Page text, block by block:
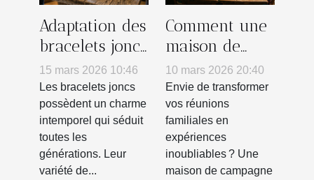
Adaptation des
bracelets joncs
aux diverses
personnalités
15 mars 2026 10:46
Les bracelets joncs
possèdent un charme
intemporel qui séduit
toutes les
générations. Leur
variété de...
Comment une
maison de
campagne
peut
transformer
vos réunions
familiales ?
10 mars 2026 20:40
Envie de transformer
vos réunions
familiales en
expériences
inoubliables ? Une
maison de campagne